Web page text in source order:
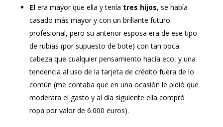
Elera mayor que ella y tenía tres hijos, se había
casado más mayor y con un brillante futuro
profesional, pero su anterior esposa era de ese tipo
de rubias (por supuesto de bote) con tan poca
cabeza que cualquier pensamiento hacía eco, y una
tendencia al uso de la tarjeta de crédito fuera de lo
común (me contaba que en una ocasión le pidió que
moderara el gasto y al día siguiente ella compró
ropa por valor de 6.000 euros).